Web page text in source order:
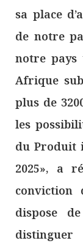
sa place
de notre
notre pays
Afrique
plus de
les
du Produit
2025», a
conviction
dispose